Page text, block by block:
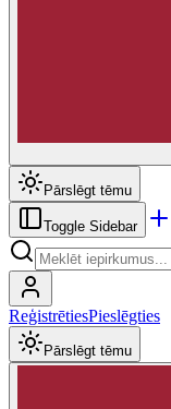
Pārslēgt tēmu
Toggle Sidebar
ReģistrētiesPieslēgties
Pārslēgt tēmu